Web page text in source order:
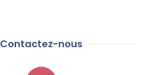
Contactez-nous